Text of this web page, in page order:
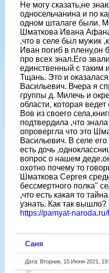
Не могу сказать,не
односельчанина и по
одном шталаге были.
Шматкова Ивана
,что в селе был мужик
Иван погиб в плену,он
про всех знал.Его
единственный с таким
Тщань. Это и
Васильевич. Вчера я
группы д. Милечь и
области, которая
Вов из своего
подтвердила ,что
опровергла что это
Васильевич. В селе
есть дочь
вопрос о нашем
охотно почему то
Шматкова Сергея
бессмертного полка"
,что есть какая то
узнать. Как так вышло?
https://pamyat-
Саня
Дата: Вторник, 15 Июня 2021,